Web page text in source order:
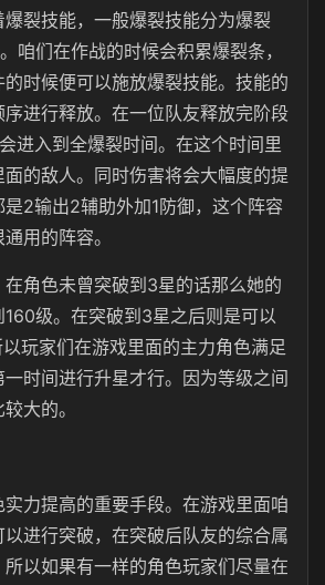
裂技能，一般爆裂技能分为爆裂
咱们在作战的时候会积累爆裂条，
时候便可以施放爆裂技能。技能的
序进行释放。在一位队友释放完阶段
进入到全爆裂时间。在这个时间里
的敌人。同时伤害将会大幅度的提
2输出2辅助外加1防御，这个阵容
用的阵容。
角色未曾突破到3星的话那么她的
级。在突破到3星之后则是可以
玩家们在游戏里面的主力角色满足
时间进行升星才行。因为等级之间
大的。
力提高的重要手段。在游戏里面咱
进行突破，在突破后队友的综合属
以如果有一样的角色玩家们尽量在